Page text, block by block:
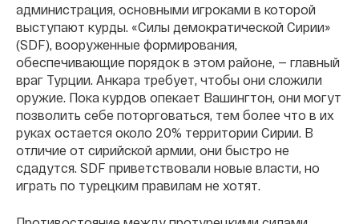
администрация, основными игроками в которой
выступают курды. «Силы демократической Сирии»
(SDF), вооруженные формирования,
обеспечивающие порядок в этом районе, — главный
враг Турции. Анкара требует, чтобы они сложили
оружие. Пока курдов опекает Вашингтон, они могут
позволить себе поторговаться, тем более что в их
руках остается около 20% территории Сирии. В
отличие от сирийской армии, они быстро не
сдадутся. SDF приветствовали новые власти, но
играть по турецким правилам не хотят.